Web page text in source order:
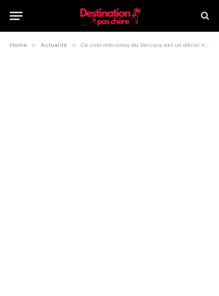
Home » Actualité » Ce coin méconnu du Vercors est un décor naturel digne d’un film